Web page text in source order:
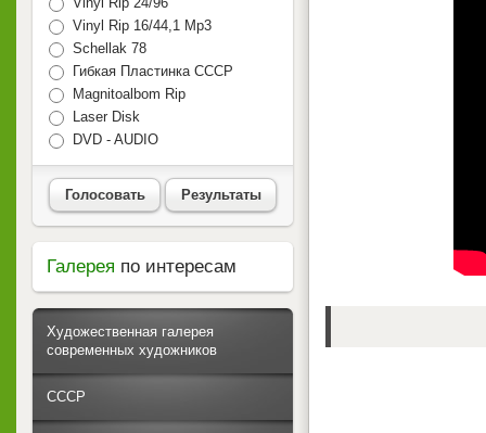
Vinyl Rip 16/44,1 Mp3
Schellak 78
Гибкая Пластинка СССР
Magnitoalbom Rip
Laser Disk
DVD - AUDIO
Голосовать Результаты
Галерея по интересам
Художественная галерея
современных художников
СССР